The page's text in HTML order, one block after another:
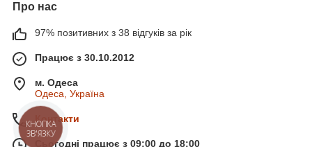
Про нас
97% позитивних з 38 відгуків за рік
Працює з 30.10.2012
м. Одеса
Одеса, Україна
Контакти
Сьогодні працює з 09:00 до 18:00
КНОПКА
ЗВ'ЯЗКУ